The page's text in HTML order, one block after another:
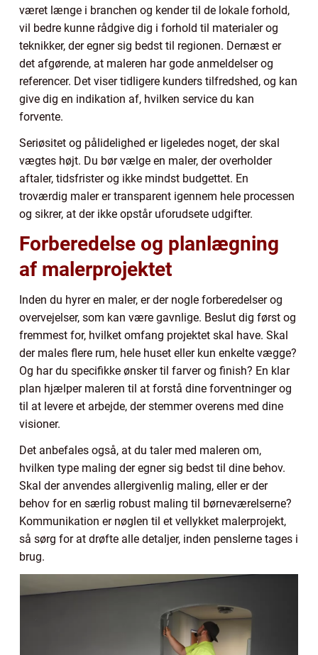
været længe i branchen og kender til de lokale forhold,
vil bedre kunne rådgive dig i forhold til materialer og
teknikker, der egner sig bedst til regionen. Dernæst er
det afgørende, at maleren har gode anmeldelser og
referencer. Det viser tidligere kunders tilfredshed, og kan
give dig en indikation af, hvilken service du kan
forvente.
Seriøsitet og pålidelighed er ligeledes noget, der skal
vægtes højt. Du bør vælge en maler, der overholder
aftaler, tidsfrister og ikke mindst budgettet. En
troværdig maler er transparent igennem hele processen
og sikrer, at der ikke opstår uforudsete udgifter.
Forberedelse og planlægning
af malerprojektet
Inden du hyrer en maler, er der nogle forberedelser og
overvejelser, som kan være gavnlige. Beslut dig først og
fremmest for, hvilket omfang projektet skal have. Skal
der males flere rum, hele huset eller kun enkelte vægge?
Og har du specifikke ønsker til farver og finish? En klar
plan hjælper maleren til at forstå dine forventninger og
til at levere et arbejde, der stemmer overens med dine
visioner.
Det anbefales også, at du taler med maleren om,
hvilken type maling der egner sig bedst til dine behov.
Skal der anvendes allergivenlig maling, eller er der
behov for en særlig robust maling til børneværelserne?
Kommunikation er nøglen til et vellykket malerprojekt,
så sørg for at drøfte alle detaljer, inden penslerne tages i
brug.